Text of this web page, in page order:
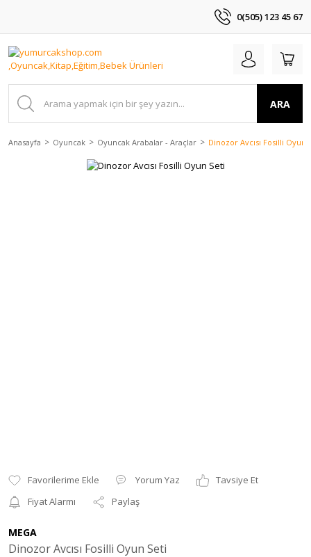
0(505) 123 45 67
ARA
Anasayfa Oyuncak Oyuncak Arabalar - Araçlar Dinozor Avcısı Fosilli Oyun
Yorum Yaz
Tavsiye Et
Fiyat Alarmı
Paylaş
MEGA
Dinozor Avcısı Fosilli Oyun Seti